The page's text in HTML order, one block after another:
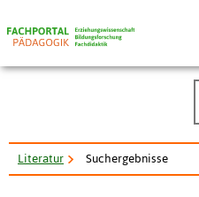
Literatur Suchergebnisse